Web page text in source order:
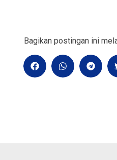
Bagikan postingan ini